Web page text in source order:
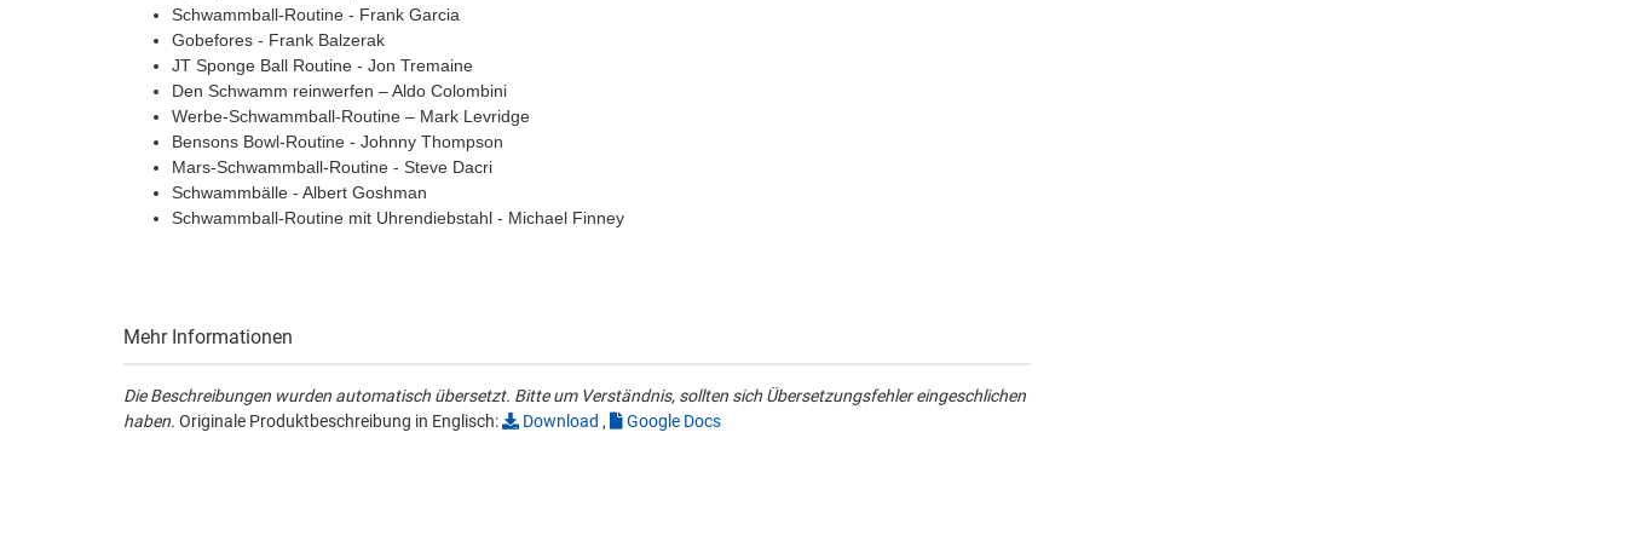
Schwammball-Routine - Frank Garcia
Gobefores - Frank Balzerak
JT Sponge Ball Routine - Jon Tremaine
Den Schwamm reinwerfen – Aldo Colombini
Werbe-Schwammball-Routine – Mark Levridge
Bensons Bowl-Routine - Johnny Thompson
Mars-Schwammball-Routine - Steve Dacri
Schwammbälle - Albert Goshman
Schwammball-Routine mit Uhrendiebstahl - Michael Finney
Mehr Informationen
Die Beschreibungen wurden automatisch übersetzt. Bitte um Verständnis, sollten sich Übersetzungsfehler eingeschlichen
haben. Originale Produktbeschreibung in Englisch: Download , Google Docs